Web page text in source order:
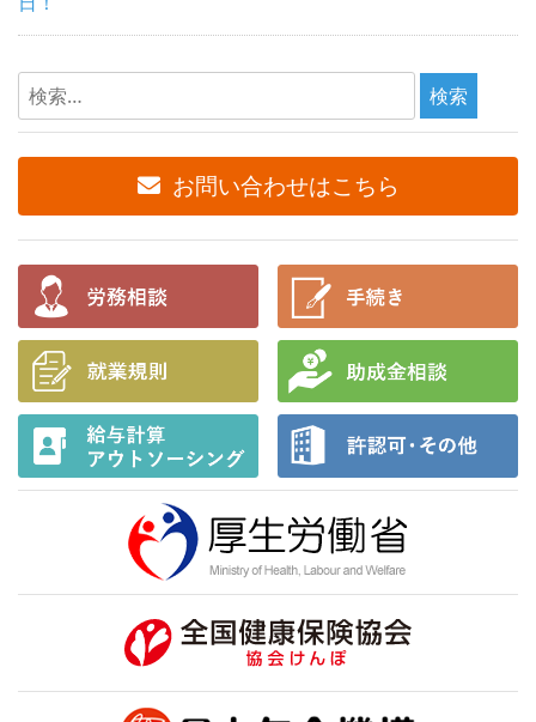
検
索:
お問い合わせはこちら